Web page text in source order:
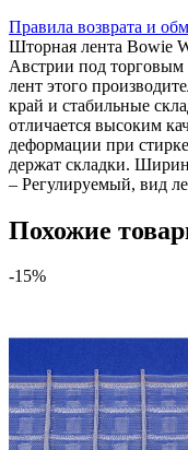
Правила возврата и
Шторная лента Bowie
Австрии под торговым
лент этого
край и стабильные
отличается высоким
деформации при
держат складки.
– Регулируемый, вид
Похожие
-15%